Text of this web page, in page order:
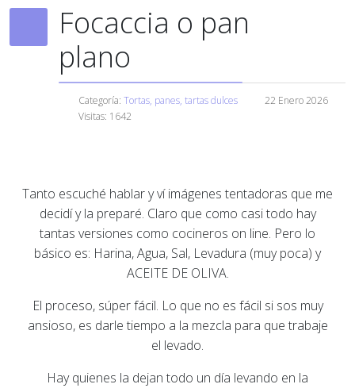
Focaccia o pan
plano
Categoría: Tortas, panes, tartas dulces
22 Enero 2026
Visitas: 1642
Tanto escuché hablar y ví imágenes tentadoras que me
decidí y la preparé. Claro que como casi todo hay
tantas versiones como cocineros on line. Pero lo
básico es: Harina, Agua, Sal, Levadura (muy poca) y
ACEITE DE OLIVA.
El proceso, súper fácil. Lo que no es fácil si sos muy
ansioso, es darle tiempo a la mezcla para que trabaje
el levado.
Hay quienes la dejan todo un día levando en la